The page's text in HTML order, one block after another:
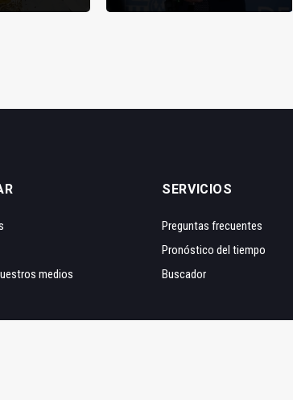
medios
SERVICIOS
Preguntas frecuentes
Pronóstico del tiempo
Buscador